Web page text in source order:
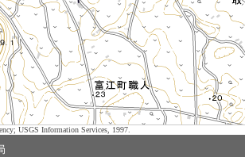
USGS Information Services, 1997.